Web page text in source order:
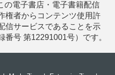
の電子書店・電子書籍配信
権者からコンテンツ使用許
信サービスであることを示
番号 第12291001号）です。